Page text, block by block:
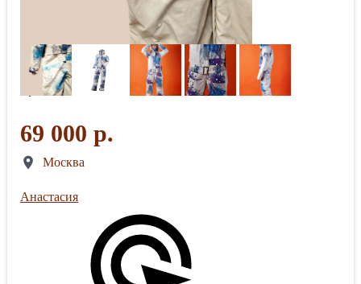
69 000 р.
Москва
Анастасия